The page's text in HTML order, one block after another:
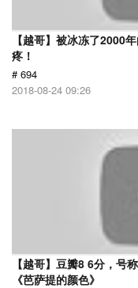
【越哥】被冰冻了2000
疼！
# 694
2018-08-24 09:26
【越哥】豆瓣8 6分，号
《芭萨提的颜色》